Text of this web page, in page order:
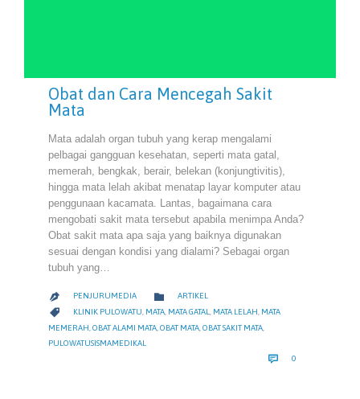
Obat dan Cara Mencegah Sakit
Mata
Mata adalah organ tubuh yang kerap mengalami
pelbagai gangguan kesehatan, seperti mata gatal,
memerah, bengkak, berair, belekan (konjungtivitis),
hingga mata lelah akibat menatap layar komputer atau
penggunaan kacamata. Lantas, bagaimana cara
mengobati sakit mata tersebut apabila menimpa Anda?
Obat sakit mata apa saja yang baiknya digunakan
sesuai dengan kondisi yang dialami? Sebagai organ
tubuh yang…
 PENJURUMEDIA  CATEGORY
ARTIKEL
 CATEGORY
KLINIK PULOWATU, MATA, MATA GATAL, MATA LELAH, MATA
MEMERAH OBAT ALAMI MATA OBAT MATA OBAT SAKIT MATA
PULOWATUSISMAMEDIKAL
 0